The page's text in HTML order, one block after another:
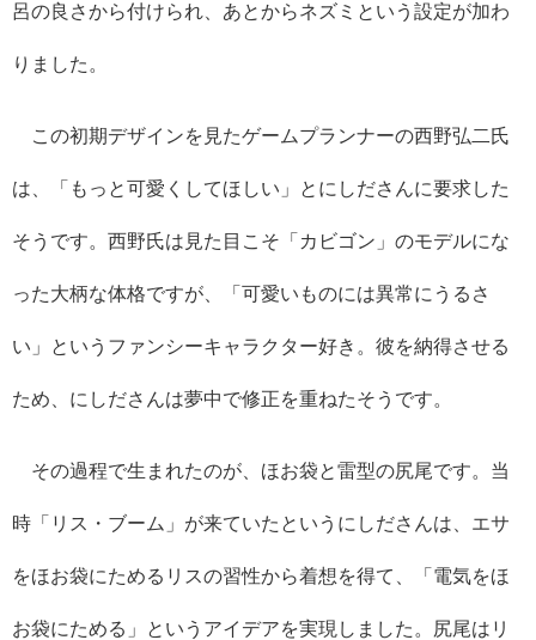
呂の良さから付けられ、あとからネズミという設定が加わ
りました。
この初期デザインを見たゲームプランナーの西野弘二氏
は、「もっと可愛くしてほしい」とにしださんに要求した
そうです。西野氏は見た目こそ「カビゴン」のモデルにな
った大柄な体格ですが、「可愛いものには異常にうるさ
い」というファンシーキャラクター好き。彼を納得させる
ため、にしださんは夢中で修正を重ねたそうです。
その過程で生まれたのが、ほお袋と雷型の尻尾です。当
時「リス・ブーム」が来ていたというにしださんは、エサ
をほお袋にためるリスの習性から着想を得て、「電気をほ
お袋にためる」というアイデアを実現しました。尻尾はリ